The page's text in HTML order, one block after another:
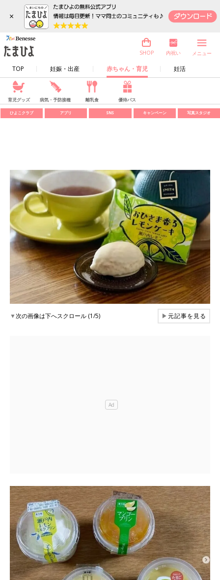
×
TOP 妊娠・出産 赤ちゃん・育児 妊活
SHOP 内祝い メニュー
育児グッズ 病気・予防接種 離乳食 優待パス
ひよこクラブ アプリ SNS キャンペーン 写真スタジオ
▼次の画像は下へスクロール (1/5) ▶元記事を見る